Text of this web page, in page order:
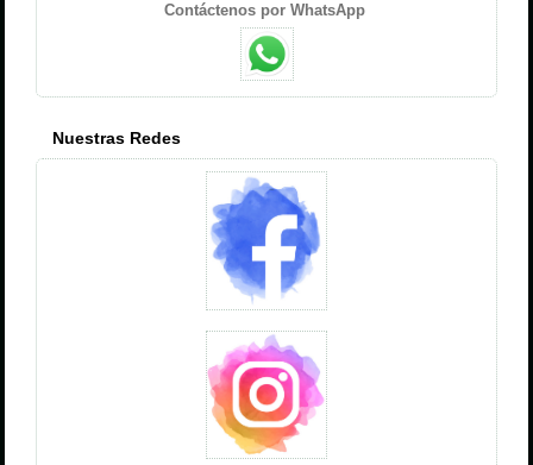
Contáctenos por WhatsApp
Nuestras Redes